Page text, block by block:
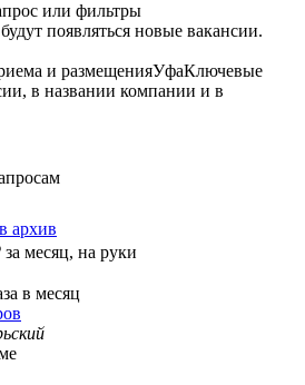
или фильтры
появляться новые вакансии.
и размещенияУфаКлючевые
в названии компании и в
архив
за месяц, на руки
в месяц